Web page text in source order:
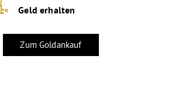
Geld erhalten
Zum Goldankauf